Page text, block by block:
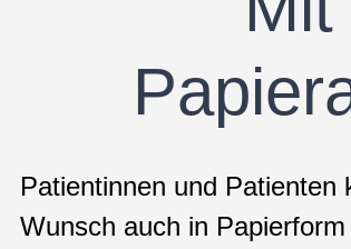
Patientinnen und Patienten
Wunsch auch in